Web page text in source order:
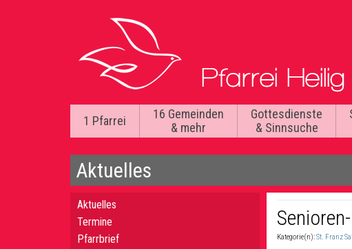
1 Pfarrei
16 Gemeinden
& mehr
Gottesdienste
& Sinnsuche
Aktuelles
Kategorie(n):St. Franz
Aktuelles
Termine
Pfarrbrief